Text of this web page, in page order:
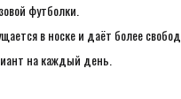
футболки.
в носке и даёт более
на каждый день.